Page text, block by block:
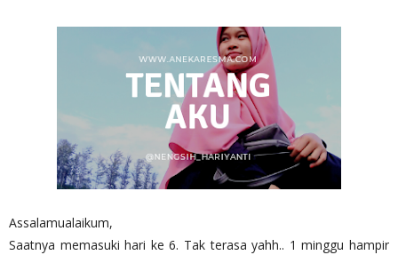
Assalamualaikum,
Saatnya memasuki hari ke 6. Tak terasa yahh.. 1 minggu hampir